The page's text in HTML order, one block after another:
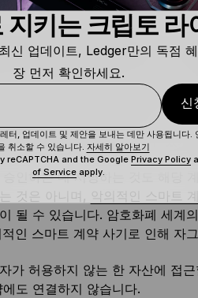
위협으로부터
스마트 계약 기능과 앱으로부
를 들어 NFT 마켓플레이스에서
NFT 마켓플레이스의 스마트
대신하여 자산을 이동할 수 있
인하는 데 서명하는 것도 해당
것은 아니며,
악의적인 스마트
될 수 있습니다. 암호화폐 세계
인 스마트 계약 사기로 인해 자
가 허용하지 않는 한 자산에 접
도 연결하지 않습니다.
지키는 크립토 라
신 업데이트, Ledger만의 독점
장 먼저 확인하세요.
신
터, 업데이트 및 제안을 보내는 데만 사용됩니다.
취소할 수 있습니다. 자세히 알아보기
reCAPTCHA and the Google Privacy Policy
of Service apply.